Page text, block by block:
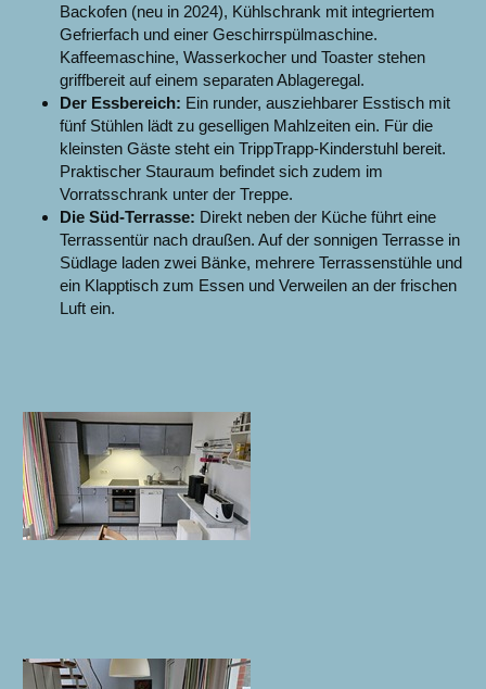
Backofen (neu in 2024), Kühlschrank mit integriertem
Gefrierfach und einer Geschirrspülmaschine.
Kaffeemaschine, Wasserkocher und Toaster stehen
griffbereit auf einem separaten Ablageregal.
Der Essbereich: Ein runder, ausziehbarer Esstisch mit
fünf Stühlen lädt zu geselligen Mahlzeiten ein. Für die
kleinsten Gäste steht ein TrippTrapp-Kinderstuhl bereit.
Praktischer Stauraum befindet sich zudem im
Vorratsschrank unter der Treppe.
Die Süd-Terrasse: Direkt neben der Küche führt eine
Terrassentür nach draußen. Auf der sonnigen Terrasse in
Südlage laden zwei Bänke, mehrere Terrassenstühle und
ein Klapptisch zum Essen und Verweilen an der frischen
Luft ein.